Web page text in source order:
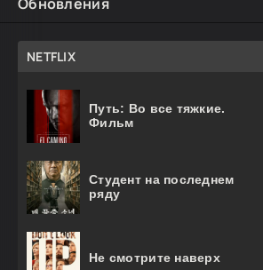
Обновления
NETFLIX
Путь: Во все тяжкие.
Фильм
Студент на последнем
ряду
Не смотрите наверх